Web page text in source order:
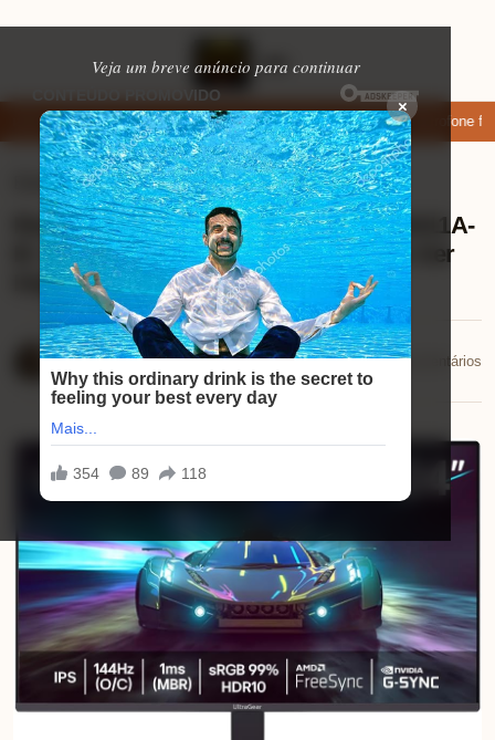
Veja um breve anúncio para continuar
×
apps de namoro que permitem enviar fotos e vídeos Microfone
Eletrônicos ⏱ 1 min de leitura
Review Monitor LG UltraGear™ 24G411A-
B: O Que Faz Esse 144Hz Exclusivo Ser
Imperdível?
Mariana Souza
25/12/2025
📅 25/12/2025💬 0 comentários